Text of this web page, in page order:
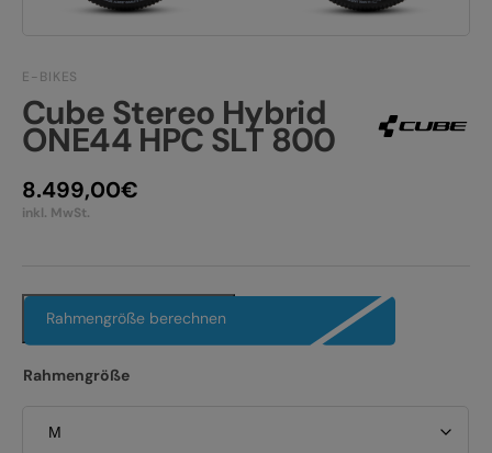
E-BIKE HARDTAIL
E-BIKE TOUR
Alle entdecken
KONTAKT
PRODUKTRÜCKRUFE
E-BIKES
Cube Stereo Hybrid
ONE44 HPC SLT 800
8.499,00€
inkl. MwSt.
Rahmengröße berechnen
Rahmengröße